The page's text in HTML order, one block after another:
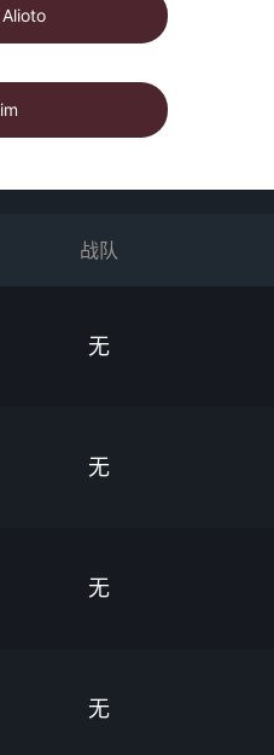
战队
无
无
无
无